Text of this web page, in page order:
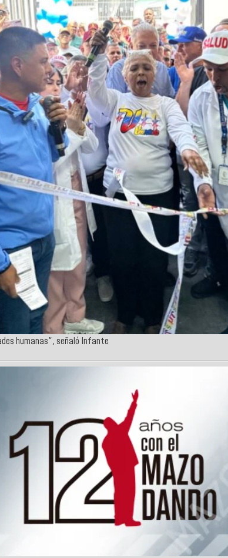
humanas", señaló Infante